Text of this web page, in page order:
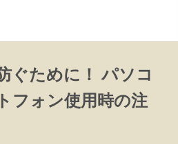
ぐために！ パソコ
フォン使用時の注